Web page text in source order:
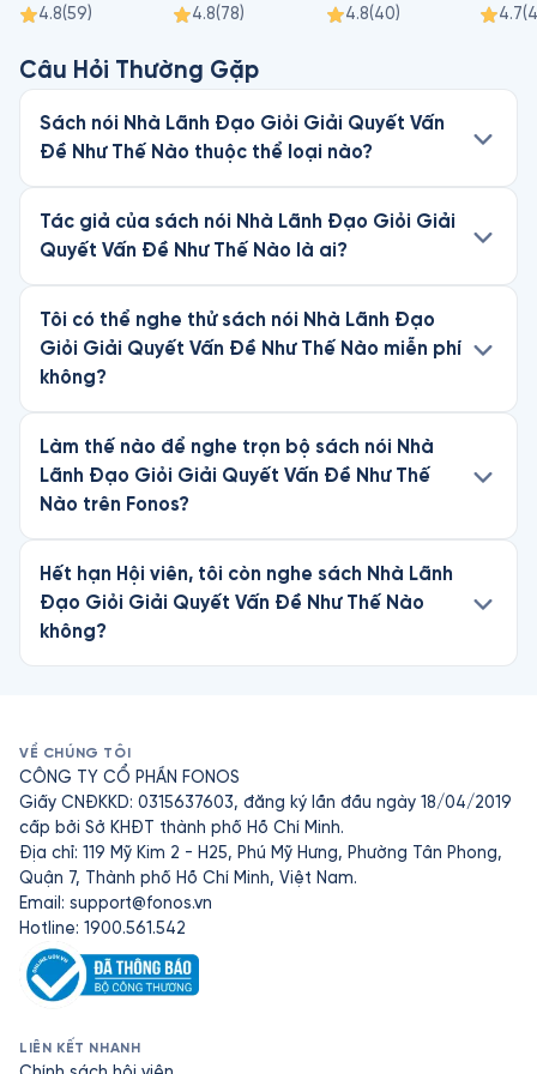
4.8(59)
4.8(78)
4.8(40)
4.7(
Câu Hỏi Thường Gặp
Sách nói Nhà Lãnh Đạo Giỏi Giải Quyết Vấn
Đề Như Thế Nào thuộc thể loại nào?
Tác giả của sách nói Nhà Lãnh Đạo Giỏi Giải
Quyết Vấn Đề Như Thế Nào là ai?
Tôi có thể nghe thử sách nói Nhà Lãnh Đạo
Giỏi Giải Quyết Vấn Đề Như Thế Nào miễn phí
không?
Làm thế nào để nghe trọn bộ sách nói Nhà
Lãnh Đạo Giỏi Giải Quyết Vấn Đề Như Thế
Nào trên Fonos?
Hết hạn Hội viên, tôi còn nghe sách Nhà Lãnh
Đạo Giỏi Giải Quyết Vấn Đề Như Thế Nào
không?
VỀ CHÚNG TÔI
CÔNG TY CỔ PHẦN FONOS
Giấy CNĐKKD: 0315637603, đăng ký lần đầu ngày 18/04/2019
cấp bởi Sở KHĐT thành phố Hồ Chí Minh.
Địa chỉ: 119 Mỹ Kim 2 - H25, Phú Mỹ Hưng, Phường Tân Phong,
Quận 7, Thành phố Hồ Chí Minh, Việt Nam.
Email: support@fonos.vn
Hotline: 1900.561.542
LIÊN KẾT NHANH